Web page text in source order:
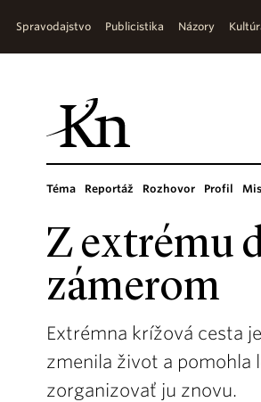
Spravodajstvo Publicistika Názory
Téma Reportáž Rozhovor Profil
Z extrému
zámerom
Extrémna krížová cesta
zmenila život a pomohla
zorganizovať ju znovu.